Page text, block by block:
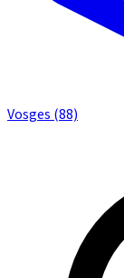
Vosges (88)